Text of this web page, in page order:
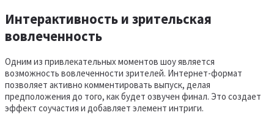
Интерактивность и зрительская
вовлеченность
Одним из привлекательных моментов шоу является
возможность вовлеченности зрителей. Интернет-формат
позволяет активно комментировать выпуск, делая
предположения до того, как будет озвучен финал. Это создает
эффект соучастия и добавляет элемент интриги.